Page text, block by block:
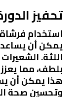
تحفيز
استخدام فرشاة
يمكن أن يساعد
اللثة.
بلطف، مما
هذا يمكن أن
وتحسين صحة